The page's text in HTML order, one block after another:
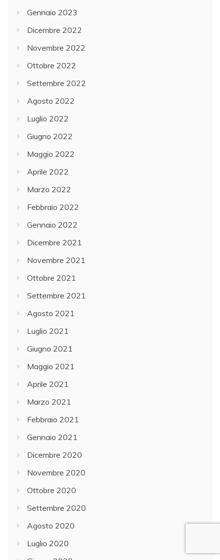
Gennaio 2023
Dicembre 2022
Novembre 2022
Ottobre 2022
Settembre 2022
Agosto 2022
Luglio 2022
Giugno 2022
Maggio 2022
Aprile 2022
Marzo 2022
Febbraio 2022
Gennaio 2022
Dicembre 2021
Novembre 2021
Ottobre 2021
Settembre 2021
Agosto 2021
Luglio 2021
Giugno 2021
Maggio 2021
Aprile 2021
Marzo 2021
Febbraio 2021
Gennaio 2021
Dicembre 2020
Novembre 2020
Ottobre 2020
Settembre 2020
Agosto 2020
Luglio 2020